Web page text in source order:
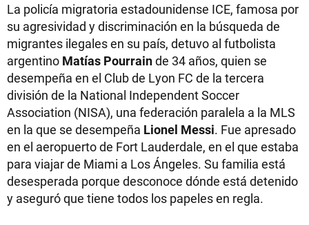
La policía migratoria estadounidense ICE, famosa por
su agresividad y discriminación en la búsqueda de
migrantes ilegales en su país, detuvo al futbolista
argentino Matías Pourrainde 34 años, quien se
desempeña en el Club de Lyon FC de la tercera
división de la National Independent Soccer
Association (NISA), una federación paralela a la MLS
en la que se desempeña Lionel Messi. Fue apresado
en el aeropuerto de Fort Lauderdale, en el que estaba
para viajar de Miami a Los Ángeles. Su familia está
desesperada porque desconoce dónde está detenido
y aseguró que tiene todos los papeles en regla.